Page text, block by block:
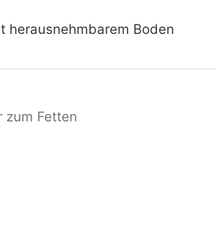
herausnehmbarem Boden
zum Fetten